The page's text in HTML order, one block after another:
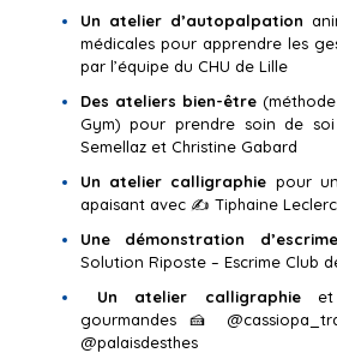
Un atelier d’autopalpation
médicales pour apprendre les
par l’équipe du CHU de Lille
Des ateliers bien-être(méthode
Gym) pour prendre soin de
Semellaz et Christine Gabard
Un atelier calligraphie pour
apaisant avec ✍️ Tiphaine
Une démonstration
Solution Riposte – Escrime Club
Un atelier calligraphieet
gourmandes 🍰
@palaisdesthes